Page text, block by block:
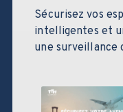
Sécurisez vos
intelligentes et
une surveillance